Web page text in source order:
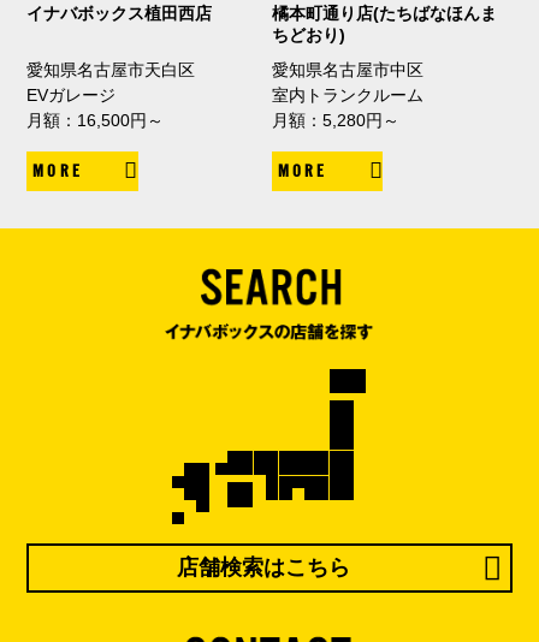
イナバボックス植田西店
愛知県名古屋市天白区
EVガレージ
月額：16,500円～
MORE
橘本町通り店(たちばなほんま
ちどおり)
愛知県名古屋市中区
室内トランクルーム
月額：5,280円～
MORE
店舗検索はこちら